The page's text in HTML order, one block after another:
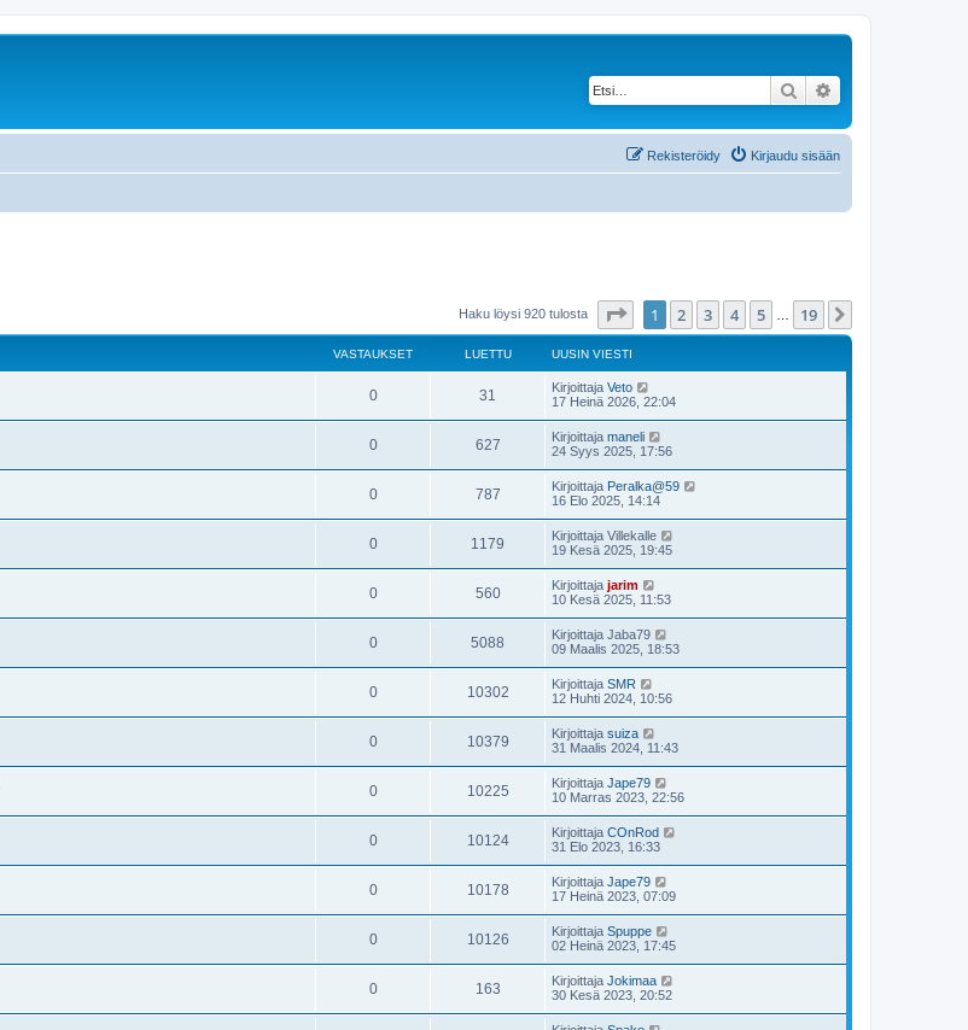
Etsi
Kirjaudu sisään
Rekisteröidy
Haku löysi 920 tulosta Sivu 19
1 2 3 4 5 19
VASTAUKSET LUETTU UUSIN VIESTI
0 31 Kirjoittaja Veto
17 Heinä 2026, 22:04
0 627 Kirjoittaja maneli
24 Syys 2025, 17:56
0 787 Kirjoittaja Peralka@59
16 Elo 2025, 14:14
0 1179 Kirjoittaja Villekalle
19 Kesä 2025, 19:45
0 560 Kirjoittaja jarim
10 Kesä 2025, 11:53
0 5088 Kirjoittaja Jaba79
09 Maalis 2025, 18:53
0 10302 Kirjoittaja SMR
12 Huhti 2024, 10:56
0 10379 Kirjoittaja suiza
31 Maalis 2024, 11:43
0 10225 Kirjoittaja Jape79
10 Marras 2023, 22:56
0 10124 Kirjoittaja COnRod
31 Elo 2023, 16:33
0 10178 Kirjoittaja Jape79
17 Heinä 2023, 07:09
0 10126 Kirjoittaja Spuppe
02 Heinä 2023, 17:45
0 163 Kirjoittaja Jokimaa
30 Kesä 2023, 20:52